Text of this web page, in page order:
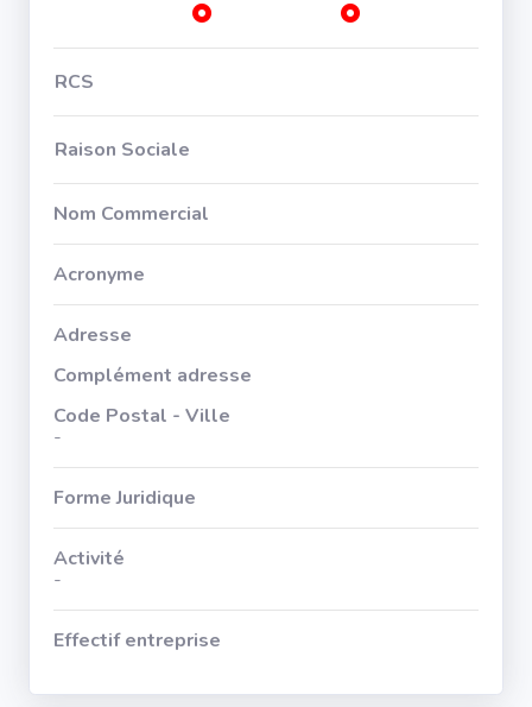
RCS
Raison Sociale
Nom Commercial
Acronyme
Adresse
Complément adresse
Code Postal - Ville
-
Forme Juridique
Activité
-
Effectif entreprise